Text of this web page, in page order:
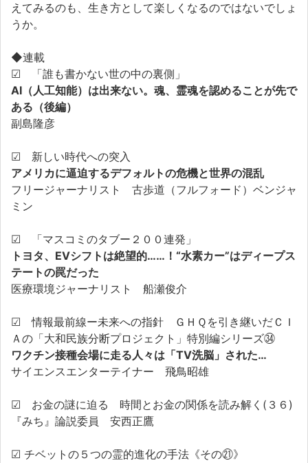
えてみるのも、生き方として楽しくなるのではないでしょ
うか。
◆連載
☑ 「誰も書かない世の中の裏側」
AI（人工知能）は出来ない。魂、霊魂を認めることが先で
ある（後編）
副島隆彦
☑ 新しい時代への突入
アメリカに逼迫するデフォルトの危機と世界の混乱
フリージャーナリスト 古歩道（フルフォード）ベンジャ
ミン
☑ 「マスコミのタブー２００連発」
トヨタ、EVシフトは絶望的……！“水素カー”はディープス
テートの罠だった
医療環境ジャーナリスト 船瀬俊介
☑ 情報最前線ー未来への指針 ＧＨＱを引き継いだＣＩ
Ａの「大和民族分断プロジェクト」特別編シリーズ㉞
ワクチン接種会場に走る人々は「TV洗脳」された…
サイエンスエンターテイナー 飛鳥昭雄
☑ お金の謎に迫る 時間とお金の関係を読み解く(３６)
『みち』論説委員 安西正鷹
☑ チベットの５つの霊的進化の手法《その㉑》